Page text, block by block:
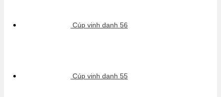
Cúp vinh danh 56
Cúp vinh danh 55